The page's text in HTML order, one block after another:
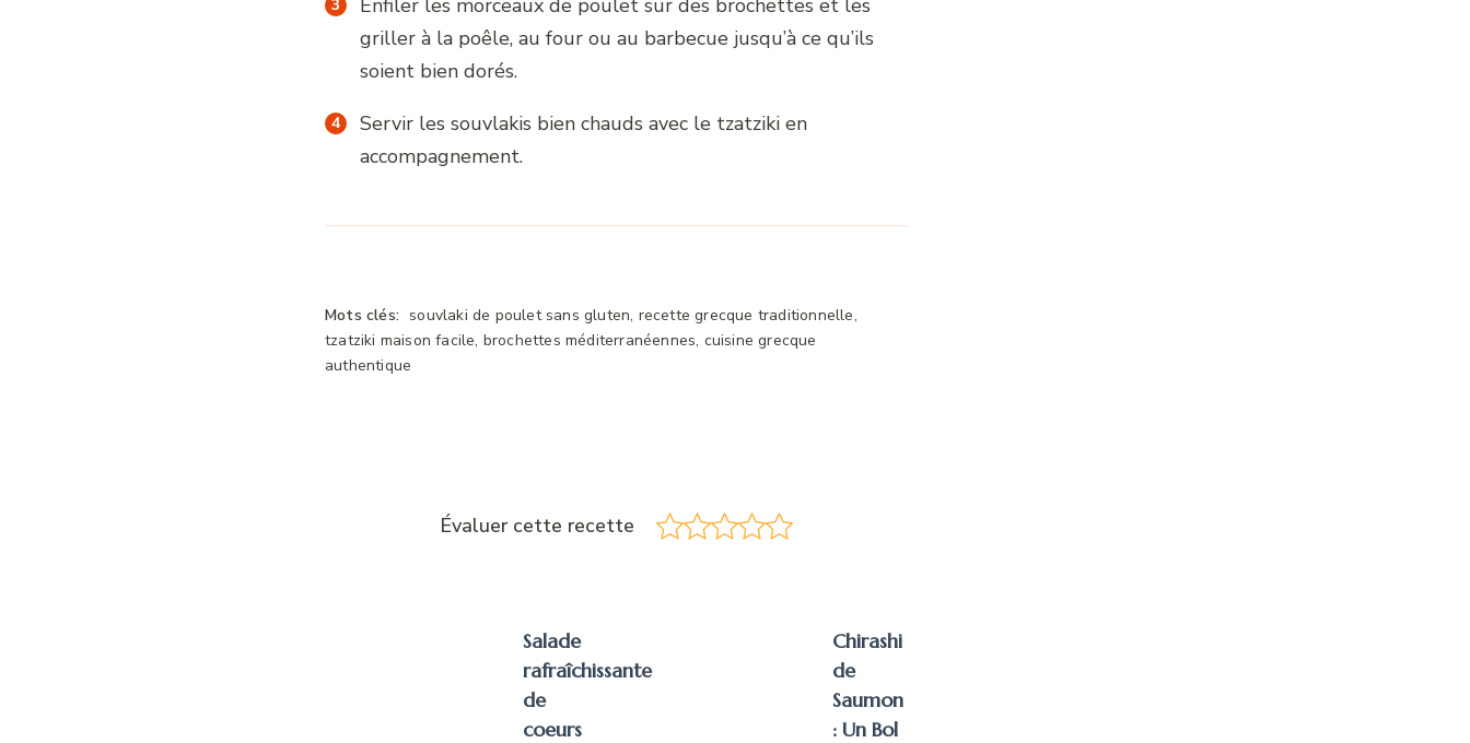
Enfiler les morceaux de poulet sur des brochettes et les
griller à la poêle, au four ou au barbecue jusqu’à ce qu’ils
soient bien dorés.
Servir les souvlakis bien chauds avec le tzatziki en
accompagnement.
Mots clés: souvlaki de poulet sans gluten, recette grecque traditionnelle,
tzatziki maison facile, brochettes méditerranéennes, cuisine grecque
authentique
Évaluer cette recette
Salade
rafraîchissante
de
coeurs
Chirashi
de
Saumon
: Un Bol